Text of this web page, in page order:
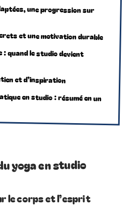
une progression sur
et une motivation durable
: quand le studio devient
et d’inspiration
en studio : résumé en un
yoga en studio
le corps et l’esprit